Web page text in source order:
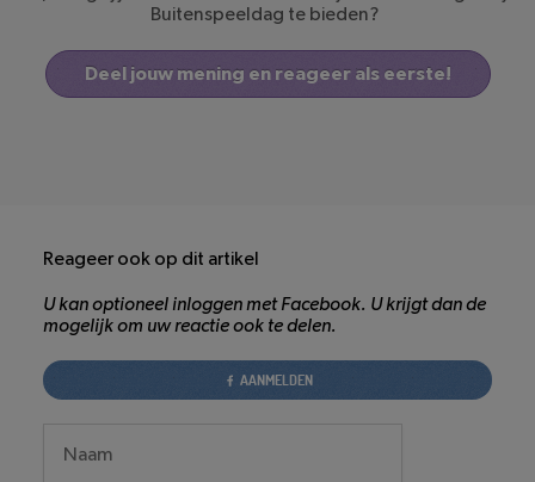
Buitenspeeldag te bieden?
Deel jouw mening en reageer als eerste!
Reageer ook op dit artikel
U kan optioneel inloggen met Facebook. U krijgt dan de
mogelijk om uw reactie ook te delen.
AANMELDEN